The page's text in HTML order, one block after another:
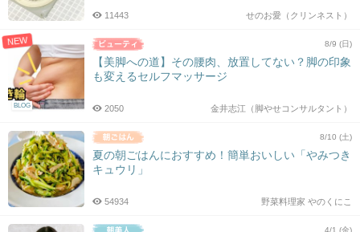
せのお愛（クリンネスト）
11443
NEW
BLOG
8/9 (日)
【美脚への道】その腰肉、放置してない？脚の印象
も変えるセルフマッサージ
金井志江（脚やせコンサルタント）
2050
8/10 (土)
夏の朝ごはんにおすすめ！簡単おいしい「やみつき
キュウリ」
野菜料理家 やのくにこ
54934